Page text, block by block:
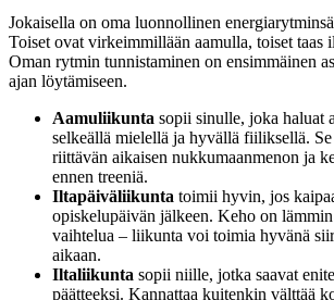
Jokaisella on oma luonnollinen
Toiset ovat virkeimmillään aamulla, toiset taas
Oman rytmin tunnistaminen on ensimmäinen
ajan löytämiseen.
Aamuliikunta sopii sinulle, joka haluat
selkeällä mielellä ja hyvällä fiiliksellä.
riittävän aikaisen nukkumaanmenon ja
ennen treeniä.
Iltapäiväliikunta toimii hyvin, jos
opiskelupäivän jälkeen. Keho on
vaihtelua – liikunta voi toimia hyvänä
aikaan.
Iltaliikunta sopii niille, jotka saavat
päätteeksi. Kannattaa kuitenkin välttää